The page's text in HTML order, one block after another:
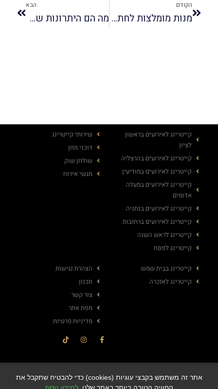
הקודם
מנות מומלצות לחתונה
הבא
מה הם היתרונות של קייטרינג בשרי לאירועים קטנים?
קייטרינג לאירועים בראשון
לציון
קייטרינג לאירועים בהרצליה
קייטרינג לאירועים במודיעין
קייטרינג לאירועים במעלה
אדומים
קייטרינג לאירועים בנתניה
קייטרינג לאירועים ברחובות
קייטרינג לראש השנה
קייטרינג לפסח
שירותי קייטרינג
דוכני מזון
שולחן שוק
מגשי אירוח
קייטרינג בבית שמש
קייטרינג לאזכרה
הצהרת נגישות
תכנון
צור קשר
מפת אתר
מדיניות פרטיות
© All rights reserved
אתר זה משתמש בקבצי עוגיות (cookies) כדי להבטיח שתקבל את